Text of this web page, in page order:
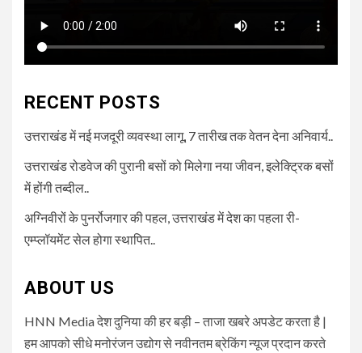
RECENT POSTS
उत्तराखंड में नई मजदूरी व्यवस्था लागू, 7 तारीख तक वेतन देना अनिवार्य..
उत्तराखंड रोडवेज की पुरानी बसों को मिलेगा नया जीवन, इलेक्ट्रिक बसों
में होंगी तब्दील..
अग्निवीरों के पुनर्रोजगार की पहल, उत्तराखंड में देश का पहला री-
एम्प्लॉयमेंट सेल होगा स्थापित..
ABOUT US
HNN Media देश दुनिया की हर बड़ी – ताजा खबरे अपडेट करता है |
हम आपको सीधे मनोरंजन उद्योग से नवीनतम ब्रेकिंग न्यूज प्रदान करते